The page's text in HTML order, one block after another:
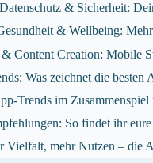
& Sicherheit:
& Wellbeing:
Content Creation: Mobile
Was zeichnet die besten
Trends im
So findet ihr
Vielfalt, mehr Nutzen – die